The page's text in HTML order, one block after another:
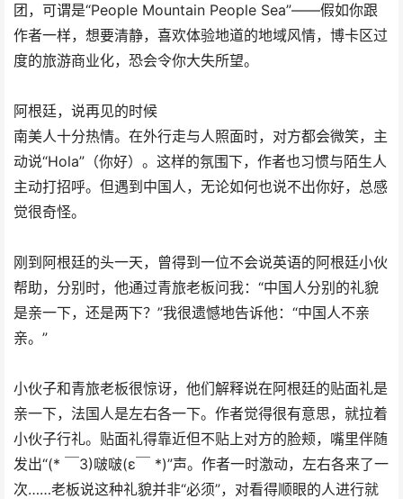
团，可谓是“People Mountain People Sea”——假如你跟
作者一样，想要清静，喜欢体验地道的地域风情，博卡区过
度的旅游商业化，恐会令你大失所望。
阿根廷，说再见的时候
南美人十分热情。在外行走与人照面时，对方都会微笑，主
动说“Hola”（你好）。这样的氛围下，作者也习惯与陌生人
主动打招呼。但遇到中国人，无论如何也说不出你好，总感
觉很奇怪。
刚到阿根廷的头一天，曾得到一位不会说英语的阿根廷小伙
帮助，分别时，他通过青旅老板问我：“中国人分别的礼貌
是亲一下，还是两下？”我很遗憾地告诉他：“中国人不亲
亲。”
小伙子和青旅老板很惊讶，他们解释说在阿根廷的贴面礼是
亲一下，法国人是左右各一下。作者觉得很有意思，就拉着
小伙子行礼。贴面礼得靠近但不贴上对方的脸颊，嘴里伴随
发出“(* ￣3)啵啵(ε￣ *)”声。作者一时激动，左右各来了一
次……老板说这种礼貌并非“必须”，对看得顺眼的人进行就